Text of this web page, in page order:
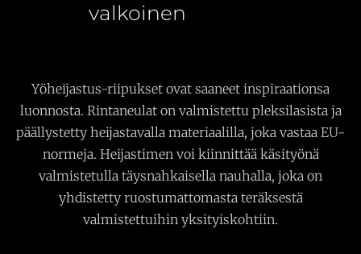
valkoinen
Yöheijastus-riipukset ovat saaneet inspiraationsa
luonnosta. Rintaneulat on valmistettu pleksilasista ja
päällystetty heijastavalla materiaalilla, joka vastaa EU-
normeja. Heijastimen voi kiinnittää käsityönä
valmistetulla täysnahkaisella nauhalla, joka on
yhdistetty ruostumattomasta teräksestä
valmistettuihin yksityiskohtiin.